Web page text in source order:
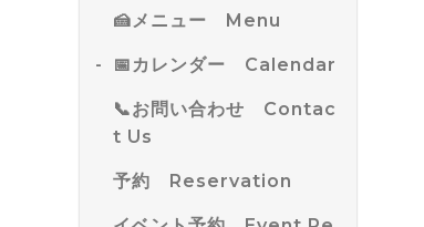
🍰メニュー Menu
📅カレンダー Calendar
📞お問い合わせ Contac
t Us
予約 Reservation